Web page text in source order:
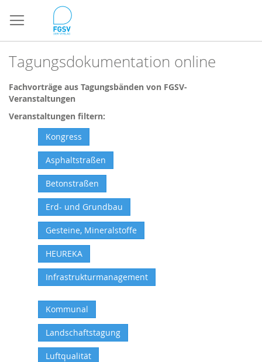
zum
Inhalt
Tagungsdokumentation online
Fachvorträge aus Tagungsbänden von FGSV-
Veranstaltungen
Veranstaltungen filtern:
Kongress
Asphaltstraßen
Betonstraßen
Erd- und Grundbau
Gesteine, Mineralstoffe
HEUREKA
Infrastrukturmanagement
Kommunal
Landschaftstagung
Luftqualität